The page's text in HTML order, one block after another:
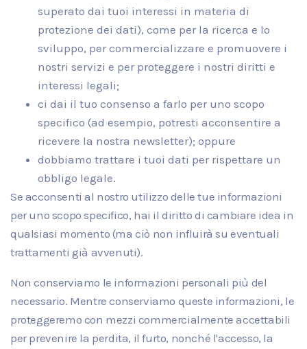
superato dai tuoi interessi in materia di
protezione dei dati), come per la ricerca e lo
sviluppo, per commercializzare e promuovere i
nostri servizi e per proteggere i nostri diritti e
interessi legali;
ci dai il tuo consenso a farlo per uno scopo
specifico (ad esempio, potresti acconsentire a
ricevere la nostra newsletter); oppure
dobbiamo trattare i tuoi dati per rispettare un
obbligo legale.
Se acconsenti al nostro utilizzo delle tue informazioni
per uno scopo specifico, hai il diritto di cambiare idea in
qualsiasi momento (ma ciò non influirà su eventuali
trattamenti già avvenuti).
Non conserviamo le informazioni personali più del
necessario. Mentre conserviamo queste informazioni, le
proteggeremo con mezzi commercialmente accettabili
per prevenire la perdita, il furto, nonché l'accesso, la